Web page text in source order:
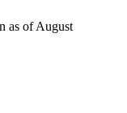
as of August